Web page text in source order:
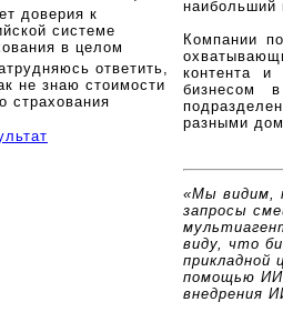
доверия к
системе
в целом
ответить,
не знаю стоимости
страхования
наибольший
Компании
контента и
бизнесом
разными
«Мы видим,
запросы
виду, что
прикладной
помощью
внедрения